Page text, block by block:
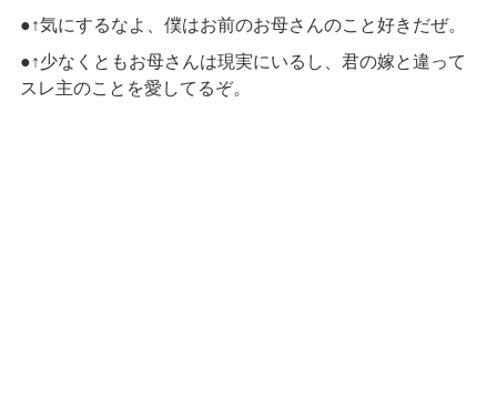
●↑気にするなよ、僕はお前のお母さんのこと好きだぜ。
●↑少なくともお母さんは現実にいるし、君の嫁と違って
スレ主のことを愛してるぞ。